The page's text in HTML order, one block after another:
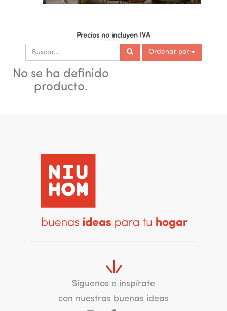
Precios no incluyen IVA
Ordenar por
No se ha definido
producto.
Síguenos e inspírate
con nuestras buenas ideas